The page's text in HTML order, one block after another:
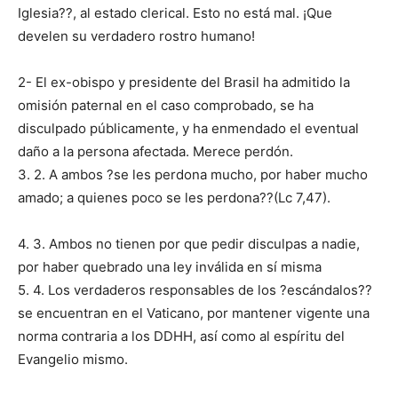
Iglesia??, al estado clerical. Esto no está mal. ¡Que
develen su verdadero rostro humano!
2- El ex-obispo y presidente del Brasil ha admitido la
omisión paternal en el caso comprobado, se ha
disculpado públicamente, y ha enmendado el eventual
daño a la persona afectada. Merece perdón.
3. 2. A ambos ?se les perdona mucho, por haber mucho
amado; a quienes poco se les perdona??(Lc 7,47).
4. 3. Ambos no tienen por que pedir disculpas a nadie,
por haber quebrado una ley inválida en sí misma
5. 4. Los verdaderos responsables de los ?escándalos??
se encuentran en el Vaticano, por mantener vigente una
norma contraria a los DDHH, así como al espíritu del
Evangelio mismo.